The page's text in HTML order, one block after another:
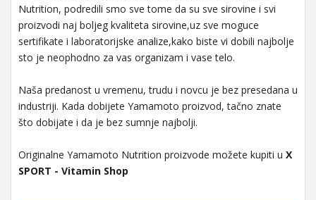
Nutrition, podredili smo sve tome da su sve sirovine i svi
proizvodi naj boljeg kvaliteta sirovine,uz sve moguce
sertifikate i laboratorijske analize,kako biste vi dobili najbolje
sto je neophodno za vas organizam i vase telo.
Naša predanost u vremenu, trudu i novcu je bez presedana u
industriji. Kada dobijete Yamamoto proizvod, tačno znate
što dobijate i da je bez sumnje najbolji.
Originalne Yamamoto Nutrition proizvode možete kupiti u X
SPORT - Vitamin Shop